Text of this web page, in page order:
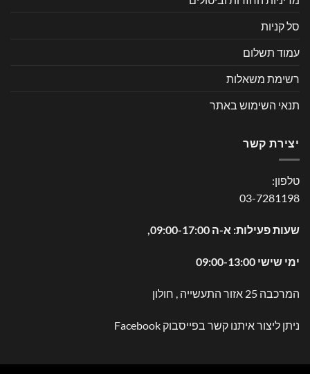
סל קניות
עמוד תשלום
רשימת משאלות
תנאי השימוש באתר
יצירת קשר
טלפון:
03-7281198
שעות פעילות: א-ה 09:00-17:00,
ימי שישי 09:00-13:00
המרכבה 25 אזור התעשייה , חולון
ניתן ליצור איתנו קשר בפייסבוק Facebook